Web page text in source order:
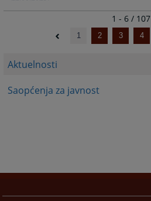
Aktuelnosti
Saopćenja za javnost
1 - 6 / 107
1 2 3 4